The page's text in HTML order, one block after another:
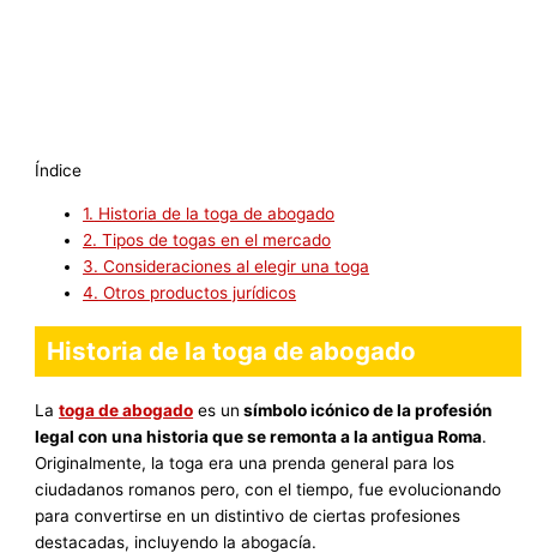
Índice
1. Historia de la toga de abogado
2. Tipos de togas en el mercado
3. Consideraciones al elegir una toga
4. Otros productos jurídicos
Historia de la toga de abogado
Latoga de abogado es un símbolo icónico de la profesión
legal con una historia que se remonta a la antigua Roma.
Originalmente, la toga era una prenda general para los
ciudadanos romanos pero, con el tiempo, fue evolucionando
para convertirse en un distintivo de ciertas profesiones
destacadas, incluyendo la abogacía.